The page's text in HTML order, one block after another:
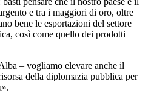
e tra i maggiori di oro, oltre
bene le esportazioni del settore
così come quello dei prodotti
– vogliamo elevare anche il
della diplomazia pubblica per